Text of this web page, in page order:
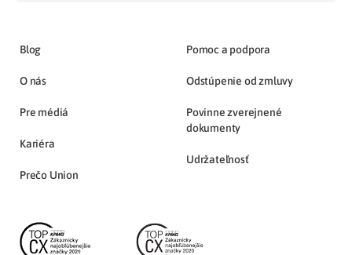
Blog
O nás
Pre médiá
Kariéra
Prečo Union
Pomoc a podpora
Odstúpenie od zmluvy
Povinne zverejnené
dokumenty
Udržateľnosť